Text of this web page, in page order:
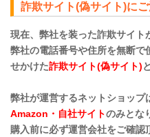
詐欺サイト(偽サイト)に
現在、弊社を装った詐欺サイト
弊社の電話番号や住所を無断
せかけた詐欺サイト(偽サイト)
弊社が運営するネットショップ
Amazon・自社サイトのみとな
購入前に必ず運営会社をご確認